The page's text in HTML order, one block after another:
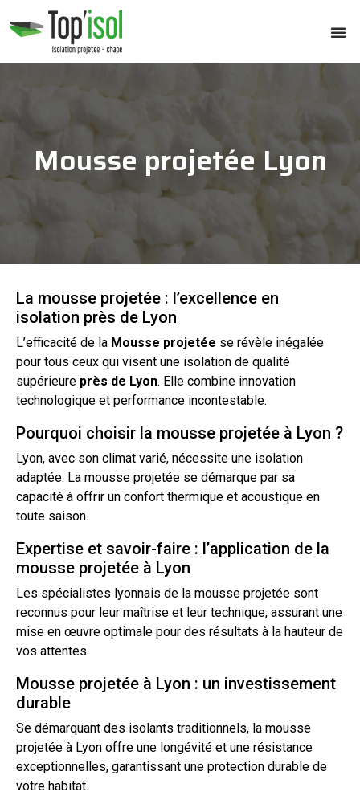
Mousse projetée Lyon
La mousse projetée : l’excellence en
isolation près de Lyon
L’efficacité de la Mousse projetée se révèle inégalée
pour tous ceux qui visent une isolation de qualité
supérieure près de Lyon. Elle combine innovation
technologique et performance incontestable.
Pourquoi choisir la mousse projetée à Lyon ?
Lyon, avec son climat varié, nécessite une isolation
adaptée. La mousse projetée se démarque par sa
capacité à offrir un confort thermique et acoustique en
toute saison.
Expertise et savoir-faire : l’application de la
mousse projetée à Lyon
Les spécialistes lyonnais de la mousse projetée sont
reconnus pour leur maîtrise et leur technique, assurant une
mise en œuvre optimale pour des résultats à la hauteur de
vos attentes.
Mousse projetée à Lyon : un investissement
durable
Se démarquant des isolants traditionnels, la mousse
projetée à Lyon offre une longévité et une résistance
exceptionnelles, garantissant une protection durable de
votre habitat.